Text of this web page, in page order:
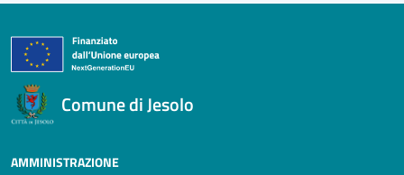
Comune di Jesolo
AMMINISTRAZIONE